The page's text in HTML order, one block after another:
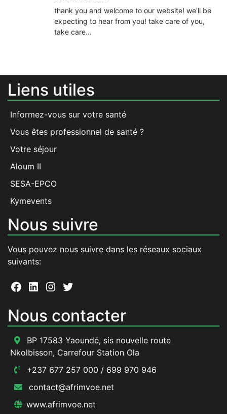
thank you and welcome to our website! we'll be
expecting to hear from you! take care of you,
take care…
Liens utiles
Informez-vous sur votre santé
Vous êtes professionnel de santé ?
Votre séjour
Aloum II
SESA-EPCO
Kymevents
Nous suivre
Vous pouvez nous suivre dans les réseaux sociaux
suivants:
Facebook
LinkedIn
Instagram
Twitter
Nous contacter
BP 17583 Yaoundé, sis nouvelle route
Nkolbisson, Carrefour Station Ola
+237 677 257 000 / 699 970 946
contact@afrimvoe.net
www.afrimvoe.net